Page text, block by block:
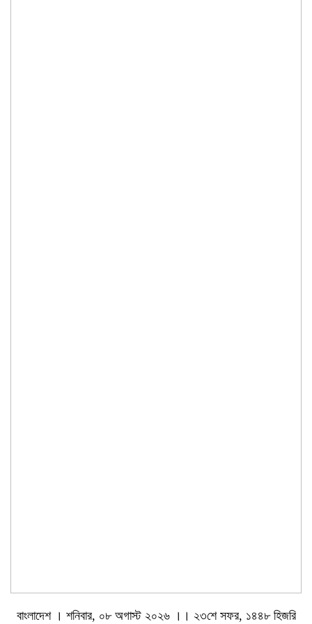
বাংলাদেশ । শনিবার, ০৮ অগাস্ট ২০২৬ ।। ২৩শে সফর, ১৪৪৮ হিজরি